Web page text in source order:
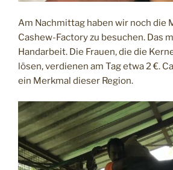
Am Nachmittag haben wir noch die
Cashew-Factory zu besuchen. Das
Handarbeit. Die Frauen, die die
lösen, verdienen am Tag etwa 2 €.
ein Merkmal dieser Region.